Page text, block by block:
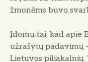
žmonėms buvo
Įdomu tai, kad apie
užrašytų padavimų
Lietuvos